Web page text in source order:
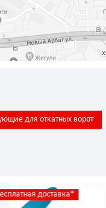
для откатных ворот
доставка*